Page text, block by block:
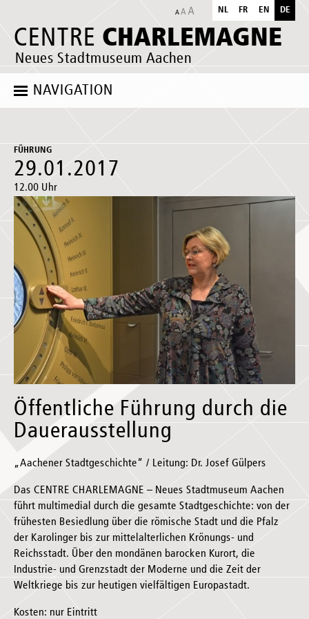
CENTRE CHARLEMAGNE
Neues Stadtmuseum Aachen
NL FR EN DE
NAVIGATION
FÜHRUNG
29.01.2017
12.00 Uhr
Öffentliche Führung durch die
Dauerausstellung
„Aachener Stadtgeschichte“ / Leitung: Dr. Josef Gülpers
Das CENTRE CHARLEMAGNE – Neues Stadtmuseum Aachen
führt multimedial durch die gesamte Stadtgeschichte: von der
frühesten Besiedlung über die römische Stadt und die Pfalz
der Karolinger bis zur mittelalterlichen Krönungs- und
Reichsstadt. Über den mondänen barocken Kurort, die
Industrie- und Grenzstadt der Moderne und die Zeit der
Weltkriege bis zur heutigen vielfältigen Europastadt.
Kosten: nur Eintritt